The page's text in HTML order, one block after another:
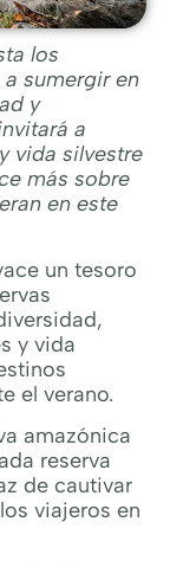
los
sumergir en
y
a
vida silvestre
más sobre
en este
un tesoro
y vida
el verano.
amazónica
reserva
de cautivar
viajeros en